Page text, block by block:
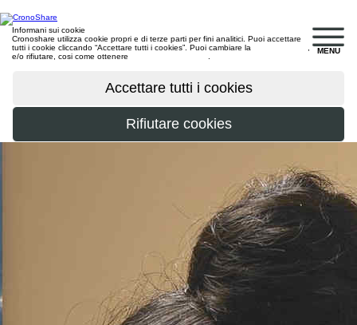
MENU
Informani sui cookie
Cronoshare utilizza cookie propri e di terze parti per fini analitici. Puoi accettare
tutti i cookie cliccando “Accettare tutti i cookies”. Puoi cambiare la
e/o rifiutare, cosi come ottenere